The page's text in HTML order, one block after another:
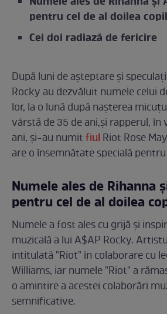
pentru cel de al doilea copil
Cei doi radiază de fericire
După luni de așteptare și
Rocky au dezvăluit numele celui
lor, la o lună după nașterea
vârstă de 35 de ani,și rapperul, în
ani, și-au numitfiul Riot Rose
are o însemnătate specială
Numele ales de Rihanna
pentru cel de al doilea
Numele a fost ales cu grijă și
muzicală a lui A$AP Rocky.
intitulată "Riot" în colaborare cu
Williams, iar numele "Riot" a
o amintire a acestei colaborări
semnificative.